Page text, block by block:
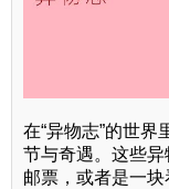
在“异物志”的世
节与奇遇。这些
邮票，或者是一